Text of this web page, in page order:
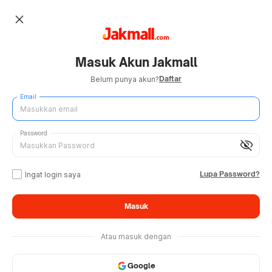
close
Masuk Akun Jakmall
Belum punya akun?Daftar
Email
visibility_off
Password
Ingat login saya Lupa Password?
Masuk
Atau masuk dengan
Google